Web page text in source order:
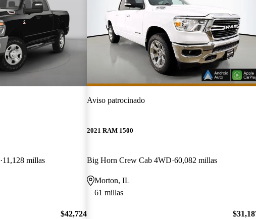
11,128 millas
$42,724
Aviso patrocinado
2021 RAM 1500
Big Horn Crew Cab 4WD 60,082 millas
Morton, IL
61 millas